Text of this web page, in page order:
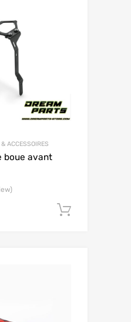
ACCESSOIRES
boue avant